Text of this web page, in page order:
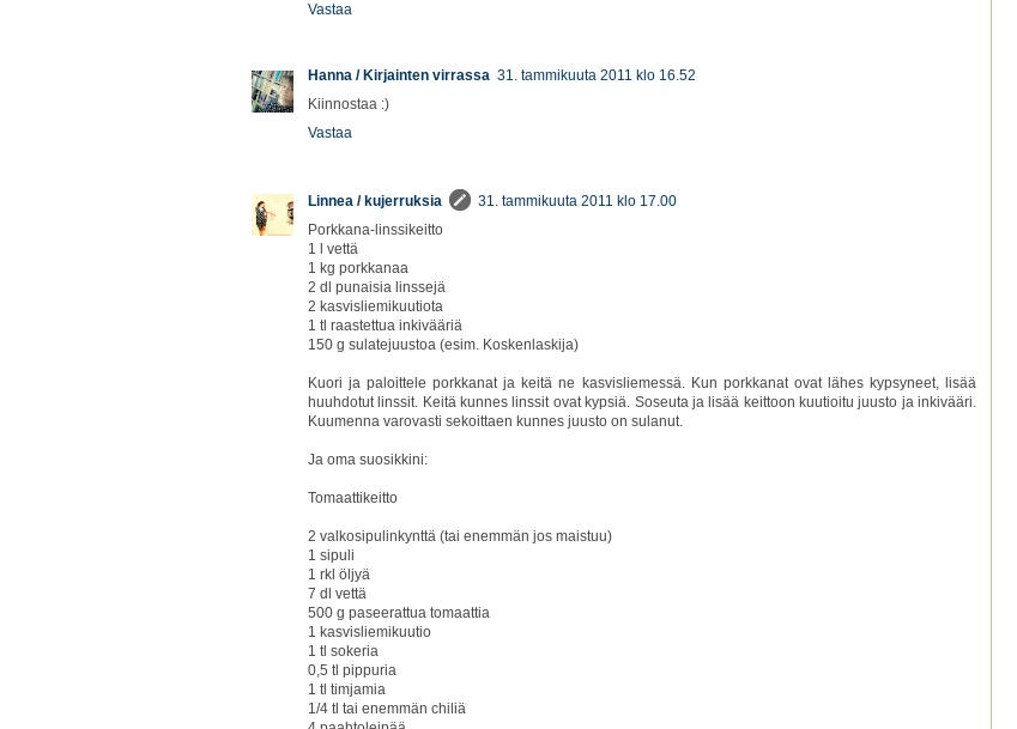
Vastaa
Hanna / Kirjainten virrassa 31. tammikuuta 2011 klo 16.52
Kiinnostaa :)
Vastaa
Linnea / kujerruksia
31. tammikuuta 2011 klo 17.00
Porkkana-linssikeitto
1 l vettä
1 kg porkkanaa
2 dl punaisia linssejä
2 kasvisliemikuutiota
1 tl raastettua inkivääriä
150 g sulatejuustoa (esim. Koskenlaskija)
Kuori ja paloittele porkkanat ja keitä ne kasvisliemessä. Kun porkkanat ovat lähes kypsyneet, lisää
huuhdotut linssit. Keitä kunnes linssit ovat kypsiä. Soseuta ja lisää keittoon kuutioitu juusto ja inkivääri.
Kuumenna varovasti sekoittaen kunnes juusto on sulanut.
Ja oma suosikkini:
Tomaattikeitto
2 valkosipulinkynttä (tai enemmän jos maistuu)
1 sipuli
1 rkl öljyä
7 dl vettä
500 g paseerattua tomaattia
1 kasvisliemikuutio
1 tl sokeria
0,5 tl pippuria
1 tl timjamia
1/4 tl tai enemmän chiliä